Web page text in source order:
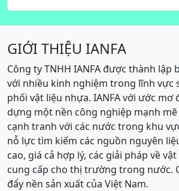
GIỚI THIỆU IANFA
Công ty TNHH IANFA được thành lập
với nhiều kinh nghiệm trong lĩnh vực
phối vật liệu nhựa. IANFA với ước mơ
dựng một nền công nghiệp mạnh mẽ
cạnh tranh với các nước trong khu
nỗ lực tìm kiếm các nguồn nguyên
cao, giá cả hợp lý, các giải pháp về
cung cấp cho thị trường trong nước.
đẩy nền sản xuất của Việt Nam.